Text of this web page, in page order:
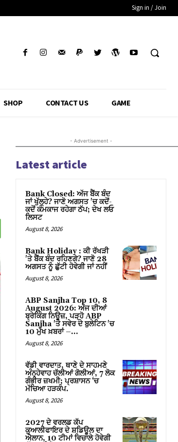
Sign in / Join
SHOP CONTACT US GAME
- Advertisement -
Latest article
Bank Closed: ਅੱਜ ਬੈਂਕ ਬੰਦ
ਜਾਂ ਖੁੱਲ੍ਹੇ? ਜਾਣੋ ਅਗਸਤ 'ਚ ਕਦੋਂ-
ਕਦੋਂ ਕੰਮਕਾਜ ਰਹੇਗਾ ਠੱਪ; ਦੇਖ ਲਓ
ਲਿਸਟ
August 8, 2026
Bank Holiday : ਕੀ ਰੱਖੜੀ
'ਤੇ ਬੈਂਕ ਬੰਦ ਰਹਿਣਗੇ? ਜਾਣੋ 28
ਅਗਸਤ ਨੂੰ ਛੁੱਟੀ ਹੋਵੇਗੀ ਜਾਂ ਨਹੀਂ
August 8, 2026
ABP Sanjha Top 10, 8
August 2026: ਅੱਜ ਦੀਆਂ
ਬ੍ਰੇਕਿੰਗ ਨਿਊਜ਼, ਪੜ੍ਹੋ ABP
Sanjha 'ਤੇ ਸਵੇਰ ਦੇ ਬੁਲੇਟਿਨ 'ਚ
10 ਮੁੱਖ ਖ਼ਬਰਾਂ –...
August 8, 2026
ਵੱਡੀ ਵਾਰਦਾਤ, ਥਾਣੇ ਦੇ ਸਾਹਮਣੇ
ਅੰਨ੍ਹੇਵਾਹ ਚੱਲੀਆਂ ਗੋਲੀਆਂ, 7 ਲੋਕ
ਗੰਭੀਰ ਜ਼ਖਮੀ; ਪ੍ਰਸ਼ਾਸਨ ‘ਚ
ਮੱਚਿਆ ਹੜਕੰਪ.
August 8, 2026
2027 ਦੇ ਵਰਲਡ ਕੱਪ
ਕੁਆਲੀਫਾਇਰ ਦੇ ਸ਼ਡਿਊਲ ਦਾ
ਐਲਾਨ, 10 ਟੀਮਾਂ ਵਿਚਾਲੇ ਹੋਵੇਗੀ